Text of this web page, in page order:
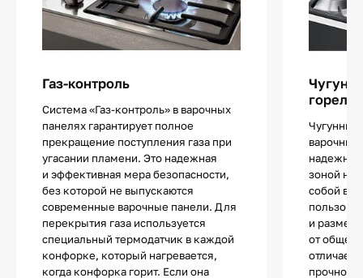
Газ-контроль
Система «Газ-контроль» в варочных
панелях гарантирует полное
прекращение поступления газа при
угасании пламени. Это надежная
и эффективная мера безопасности,
без которой не выпускаются
современные варочные панели. Для
перекрытия газа используется
специальный термодатчик в каждой
конфорке, который нагревается,
когда конфорка горит. Если она
Чугунные
варочных
надежно
зоной
собой
и размер
от